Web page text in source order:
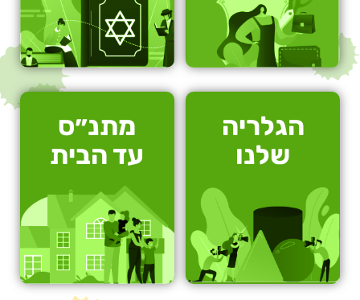
הגלריה
שלנו
מתנ״ס
עד הבית